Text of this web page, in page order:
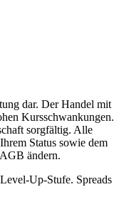
dar. Der Handel mit
Kursschwankungen.
sorgfältig. Alle
Status sowie dem
ändern.
Up-Stufe. Spreads